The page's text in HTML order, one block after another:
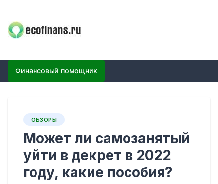
content
ECOFINANS
Финансовый помощник
ОБЗОРЫ
Может ли самозанятый
уйти в декрет в 2022
году, какие пособия?